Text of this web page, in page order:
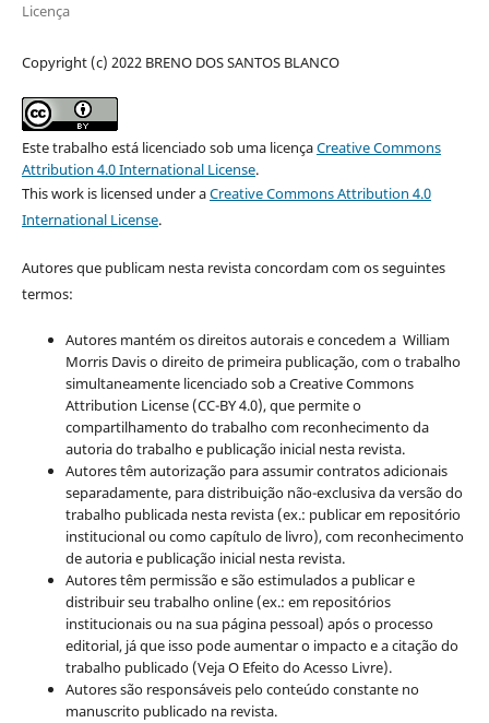
Licença
Copyright (c) 2022 BRENO DOS SANTOS BLANCO
Este trabalho está licenciado sob uma licençaCreative Commons
Attribution 4.0 International License.
This work is licensed under aCreative Commons Attribution 4.0
International License.
Autores que publicam nesta revista concordam com os seguintes
termos:
Autores mantém os direitos autorais e concedem a William
Morris Davis o direito de primeira publicação, com o trabalho
simultaneamente licenciado sob a Creative Commons
Attribution License (CC-BY 4.0), que permite o
compartilhamento do trabalho com reconhecimento da
autoria do trabalho e publicação inicial nesta revista.
Autores têm autorização para assumir contratos adicionais
separadamente, para distribuição não-exclusiva da versão do
trabalho publicada nesta revista (ex.: publicar em repositório
institucional ou como capítulo de livro), com reconhecimento
de autoria e publicação inicial nesta revista.
Autores têm permissão e são estimulados a publicar e
distribuir seu trabalho online (ex.: em repositórios
institucionais ou na sua página pessoal) após o processo
editorial, já que isso pode aumentar o impacto e a citação do
trabalho publicado (Veja O Efeito do Acesso Livre).
Autores são responsáveis pelo conteúdo constante no
manuscrito publicado na revista.